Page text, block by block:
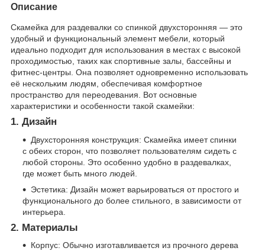
Описание
Скамейка для раздевалки со спинкой двухсторонняя — это
удобный и функциональный элемент мебели, который
идеально подходит для использования в местах с высокой
проходимостью, таких как спортивные залы, бассейны и
фитнес-центры. Она позволяет одновременно использовать
её нескольким людям, обеспечивая комфортное
пространство для переодевания. Вот основные
характеристики и особенности такой скамейки:
1. Дизайн
Двухсторонняя конструкция: Скамейка имеет спинки
с обеих сторон, что позволяет пользователям сидеть с
любой стороны. Это особенно удобно в раздевалках,
где может быть много людей.
Эстетика: Дизайн может варьироваться от простого и
функционального до более стильного, в зависимости от
интерьера.
2. Материалы
Корпус: Обычно изготавливается из прочного дерева